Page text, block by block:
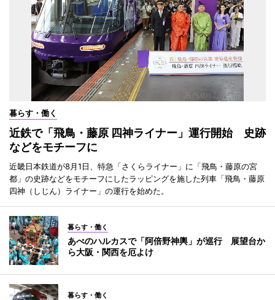
暮らす・働く
近鉄で「飛鳥・藤原 四神ライナー」運行開始 史跡
などをモチーフに
近畿日本鉄道が8月1日、特急「さくらライナー」に「飛鳥・藤原の宮
都」の史跡などをモチーフにしたラッピングを施した列車「飛鳥・藤原
四神（しじん）ライナー」の運行を始めた。
暮らす・働く
あべのハルカスで「阿倍野神輿」が巡行 展望台か
ら大阪・関西を厄よけ
暮らす・働く